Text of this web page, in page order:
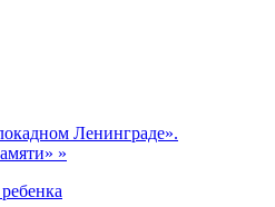
Ленинграде».
»